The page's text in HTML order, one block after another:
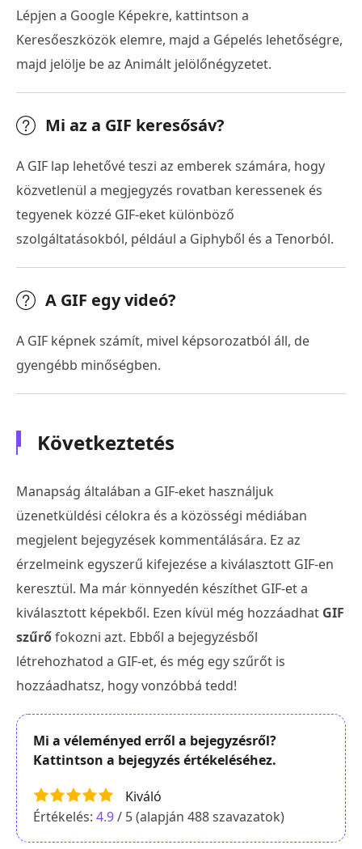
Lépjen a Google Képekre, kattintson a
Keresőeszközök elemre, majd a Gépelés lehetőségre,
majd jelölje be az Animált jelölőnégyzetet.
Mi az a GIF keresősáv?
A GIF lap lehetővé teszi az emberek számára, hogy
közvetlenül a megjegyzés rovatban keressenek és
tegyenek közzé GIF-eket különböző
szolgáltatásokból, például a Giphyből és a Tenorból.
A GIF egy videó?
A GIF képnek számít, mivel képsorozatból áll, de
gyengébb minőségben.
Következtetés
Manapság általában a GIF-eket használjuk
üzenetküldési célokra és a közösségi médiában
megjelent bejegyzések kommentálására. Ez az
érzelmeink egyszerű kifejezése a kiválasztott GIF-en
keresztül. Ma már könnyedén készíthet GIF-et a
kiválasztott képekből. Ezen kívül még hozzáadhat GIF
szűrőfokozni azt. Ebből a bejegyzésből
létrehozhatod a GIF-et, és még egy szűrőt is
hozzáadhatsz, hogy vonzóbbá tedd!
Mi a véleményed erről a bejegyzésről?
Kattintson a bejegyzés értékeléséhez.
Kiváló
Értékelés: 4.9/ 5 (alapján 488szavazatok)